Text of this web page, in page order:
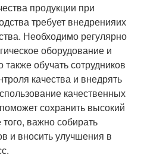
продукции при
требует внедренияих
Необходимо регулярно
оборудование и
обучать сотрудников
качества и внедрять
качественных
сохранить высокий
важно собирать
и вносить улучшения в